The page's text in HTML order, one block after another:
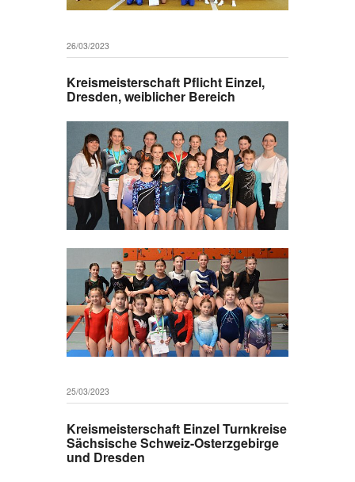
26/03/2023
Kreismeisterschaft Pflicht Einzel,
Dresden, weiblicher Bereich
25/03/2023
Kreismeisterschaft Einzel Turnkreise
Sächsische Schweiz-Osterzgebirge
und Dresden